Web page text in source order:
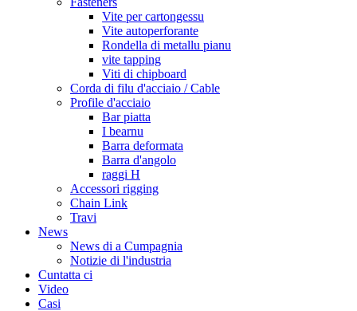
Vite per cartongessu
Vite autoperforante
Rondella di metallu pianu
vite tapping
Viti di chipboard
Corda di filu d'acciaio / Cable
Profile d'acciaio
Bar piatta
I bearnu
Barra deformata
Barra d'angolo
raggi H
Accessori rigging
Chain Link
Travi
News
News di a Cumpagnia
Notizie di l'industria
Cuntatta ci
Video
Casi